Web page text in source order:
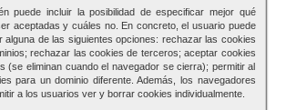
puede incluir la posibilidad de especificar mejor qué
aceptadas y cuáles no. En concreto, el usuario puede
alguna de las siguientes opciones: rechazar las cookies
rechazar las cookies de terceros; aceptar cookies
(se eliminan cuando el navegador se cierra); permitir al
para un dominio diferente. Además, los navegadores
a los usuarios ver y borrar cookies individualmente.